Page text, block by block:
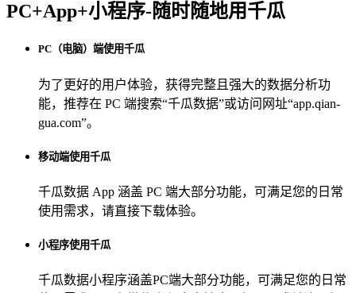
PC+App+小程序-随时随地用千瓜
PC（电脑）端使用千瓜
为了更好的用户体验，获得完整且强大的数据分析功
能，推荐在 PC 端搜索“千瓜数据”或访问网址“app.qian-
gua.com”。
移动端使用千瓜
千瓜数据 App 涵盖 PC 端大部分功能，可满足您的日常
使用需求，请直接下载体验。
小程序使用千瓜
千瓜数据小程序涵盖PC端大部分功能，可满足您的日常